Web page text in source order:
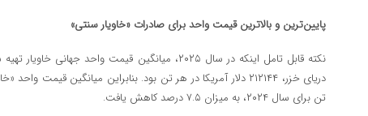
پایین‌ترین و بالاترین قیمت واحد برای صادرات «خاویار سنتی»
نکته قابل تامل اینکه در سال ۲۰۲۵، میانگین قیمت واحد
تن برای سال ۲۰۲۴، به میزان ۷.۵ درصد کاهش یافت.